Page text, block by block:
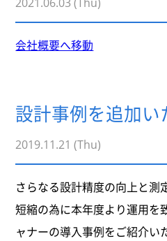
会社概要へ移動
設計事例を追加い
2019.11.21 (Thu)
さらなる設計精度の向上と測
短縮の為に本年度より運用を
ャナーの導入事例をご紹介い